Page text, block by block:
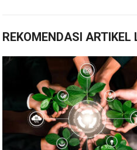
REKOMENDASI